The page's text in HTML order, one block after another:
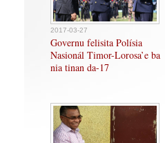
2017-03-27
Governu felisita Polísia
Nasionál Timor-Lorosa’e ba
nia tinan da-17